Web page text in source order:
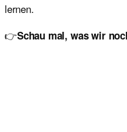
lernen.
👉Schau mal, was wir